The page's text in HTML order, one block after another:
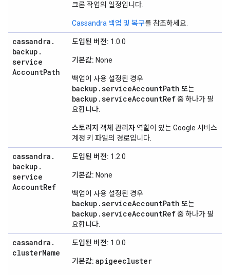
크론 작업의 일정입니다.
Cassandra 백업 및 복구를 참조하세요.
cassandra .
backup .
service
AccountPath
도입된 버전: 1.0.0
기본값: None
백업이 사용 설정된 경우
backup.serviceAccountPath 또는
backup.serviceAccountRef중 하나가 필
요합니다.
스토리지 객체 관리자 역할이 있는 Google 서비스
계정 키 파일의 경로입니다.
cassandra .
backup .
service
AccountRef
도입된 버전: 1.2.0
기본값: None
백업이 사용 설정된 경우
backup.serviceAccountPath 또는
backup.serviceAccountRef중 하나가 필
요합니다.
cassandra .
clusterName
도입된 버전: 1.0.0
기본값: apigeecluster